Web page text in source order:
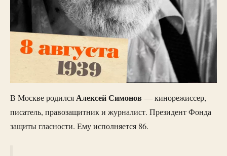
В Москве родилсяАлексей Симонов — кинорежиссер,
писатель, правозащитник и журналист. Президент Фонда
защиты гласности. Ему исполняется 86.